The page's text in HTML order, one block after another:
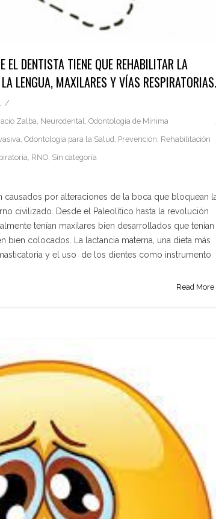
EL DENTISTA TIENE QUE REHABILITAR LA
LENGUA, MAXILARES Y VÍAS RESPIRATORIAS.
Zalba, Neurodental, Odontología de Mínima
, Odontología para la Salud, Prevención, Rehabilitación
, RNO, Sin categoría
causados por alteraciones de la boca que bloquean
civilizado. Desde el Paleolítico hasta la revolución
tenían maxilares bien desarrollados que tenían
bien colocados. La lactancia materna, una dieta más
y el uso de los dientes como instrumento
Read